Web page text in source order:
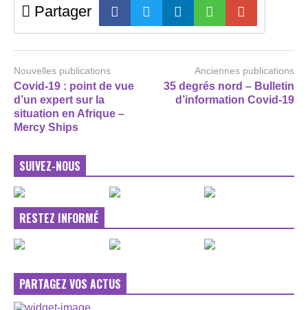
Partager
Nouvelles publications
Covid-19 : point de vue
d’un expert sur la
situation en Afrique –
Mercy Ships
Anciennes publications
35 degrés nord – Bulletin
d’information Covid-19
SUIVEZ-NOUS
RESTEZ INFORMÉ
PARTAGEZ VOS ACTUS